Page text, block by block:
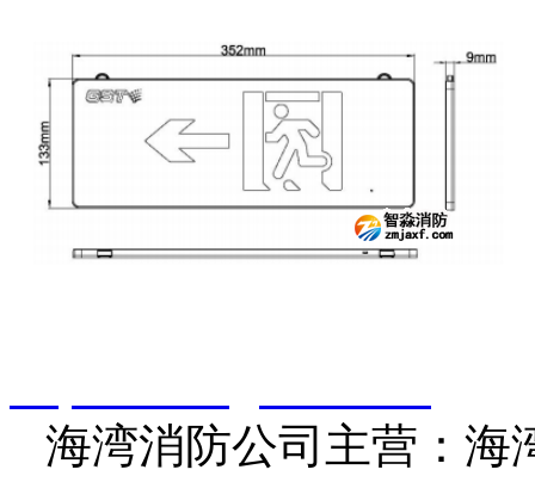
海湾消防公司主营：海